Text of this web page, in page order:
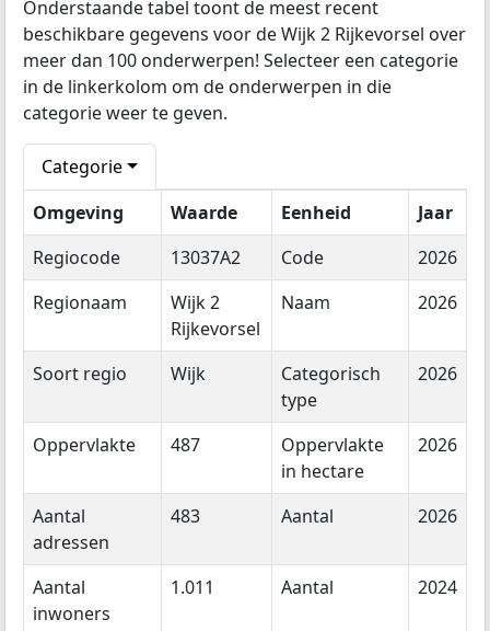
Onderstaande tabel toont de meest recent
beschikbare gegevens voor de Wijk 2 Rijkevorsel over
meer dan 100 onderwerpen! Selecteer een categorie
in de linkerkolom om de onderwerpen in die
categorie weer te geven.
Categorie
Omgeving
Waarde Eenheid
Jaar
Regiocode
13037A2 Code
2026
Regionaam
Wijk 2
Rijkevorsel
Naam 2026
Soort regio Wijk
Categorisch
type
2026
Oppervlakte 487
Oppervlakte
in hectare
2026
Aantal
adressen
483 Aantal 2026
Aantal
inwoners
1.011 Aantal 2024